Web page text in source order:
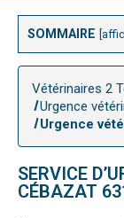
SOMMAIRE
Vétérinaires 2
Urgence
Urgence
SERVICE
CÉBAZAT